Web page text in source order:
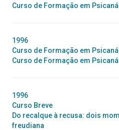
Curso de Formação em
1996
Curso de Formação em
Curso de Formação em
1996
Curso Breve
Do recalque à recusa: dois
freudiana